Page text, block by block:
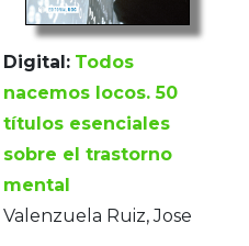
Digital: Todos
nacemos locos. 50
títulos esenciales
sobre el trastorno
mental
Valenzuela Ruiz, Jose